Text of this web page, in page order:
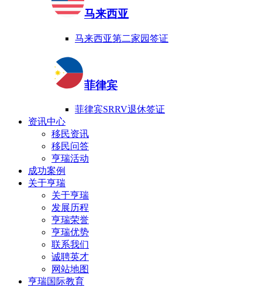
马来西亚
马来西亚第二家园签证
菲律宾
菲律宾SRRV退休签证
资讯中心
移民资讯
移民问答
亨瑞活动
成功案例
关于亨瑞
关于亨瑞
发展历程
亨瑞荣誉
亨瑞优势
联系我们
诚聘英才
网站地图
亨瑞国际教育